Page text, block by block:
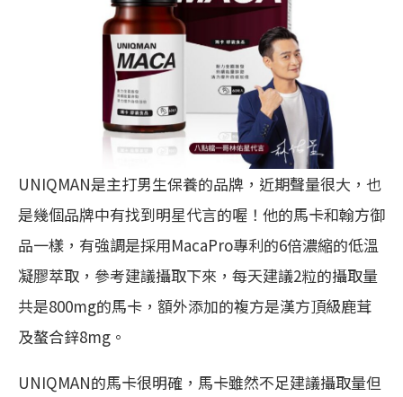
UNIQMAN是主打男生保養的品牌，近期聲量很大，也
是幾個品牌中有找到明星代言的喔！他的馬卡和翰方御
品一樣，有強調是採用MacaPro專利的6倍濃縮的低溫
凝膠萃取，參考建議攝取下來，每天建議2粒的攝取量
共是800mg的馬卡，額外添加的複方是漢方頂級鹿茸
及螯合鋅8mg。
UNIQMAN的馬卡很明確，馬卡雖然不足建議攝取量但